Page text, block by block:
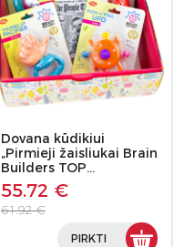
Dovana kūdikiui
„Pirmieji žaisliukai Brain
Builders TOP…
55.72 €
61.92 €
PIRKTI